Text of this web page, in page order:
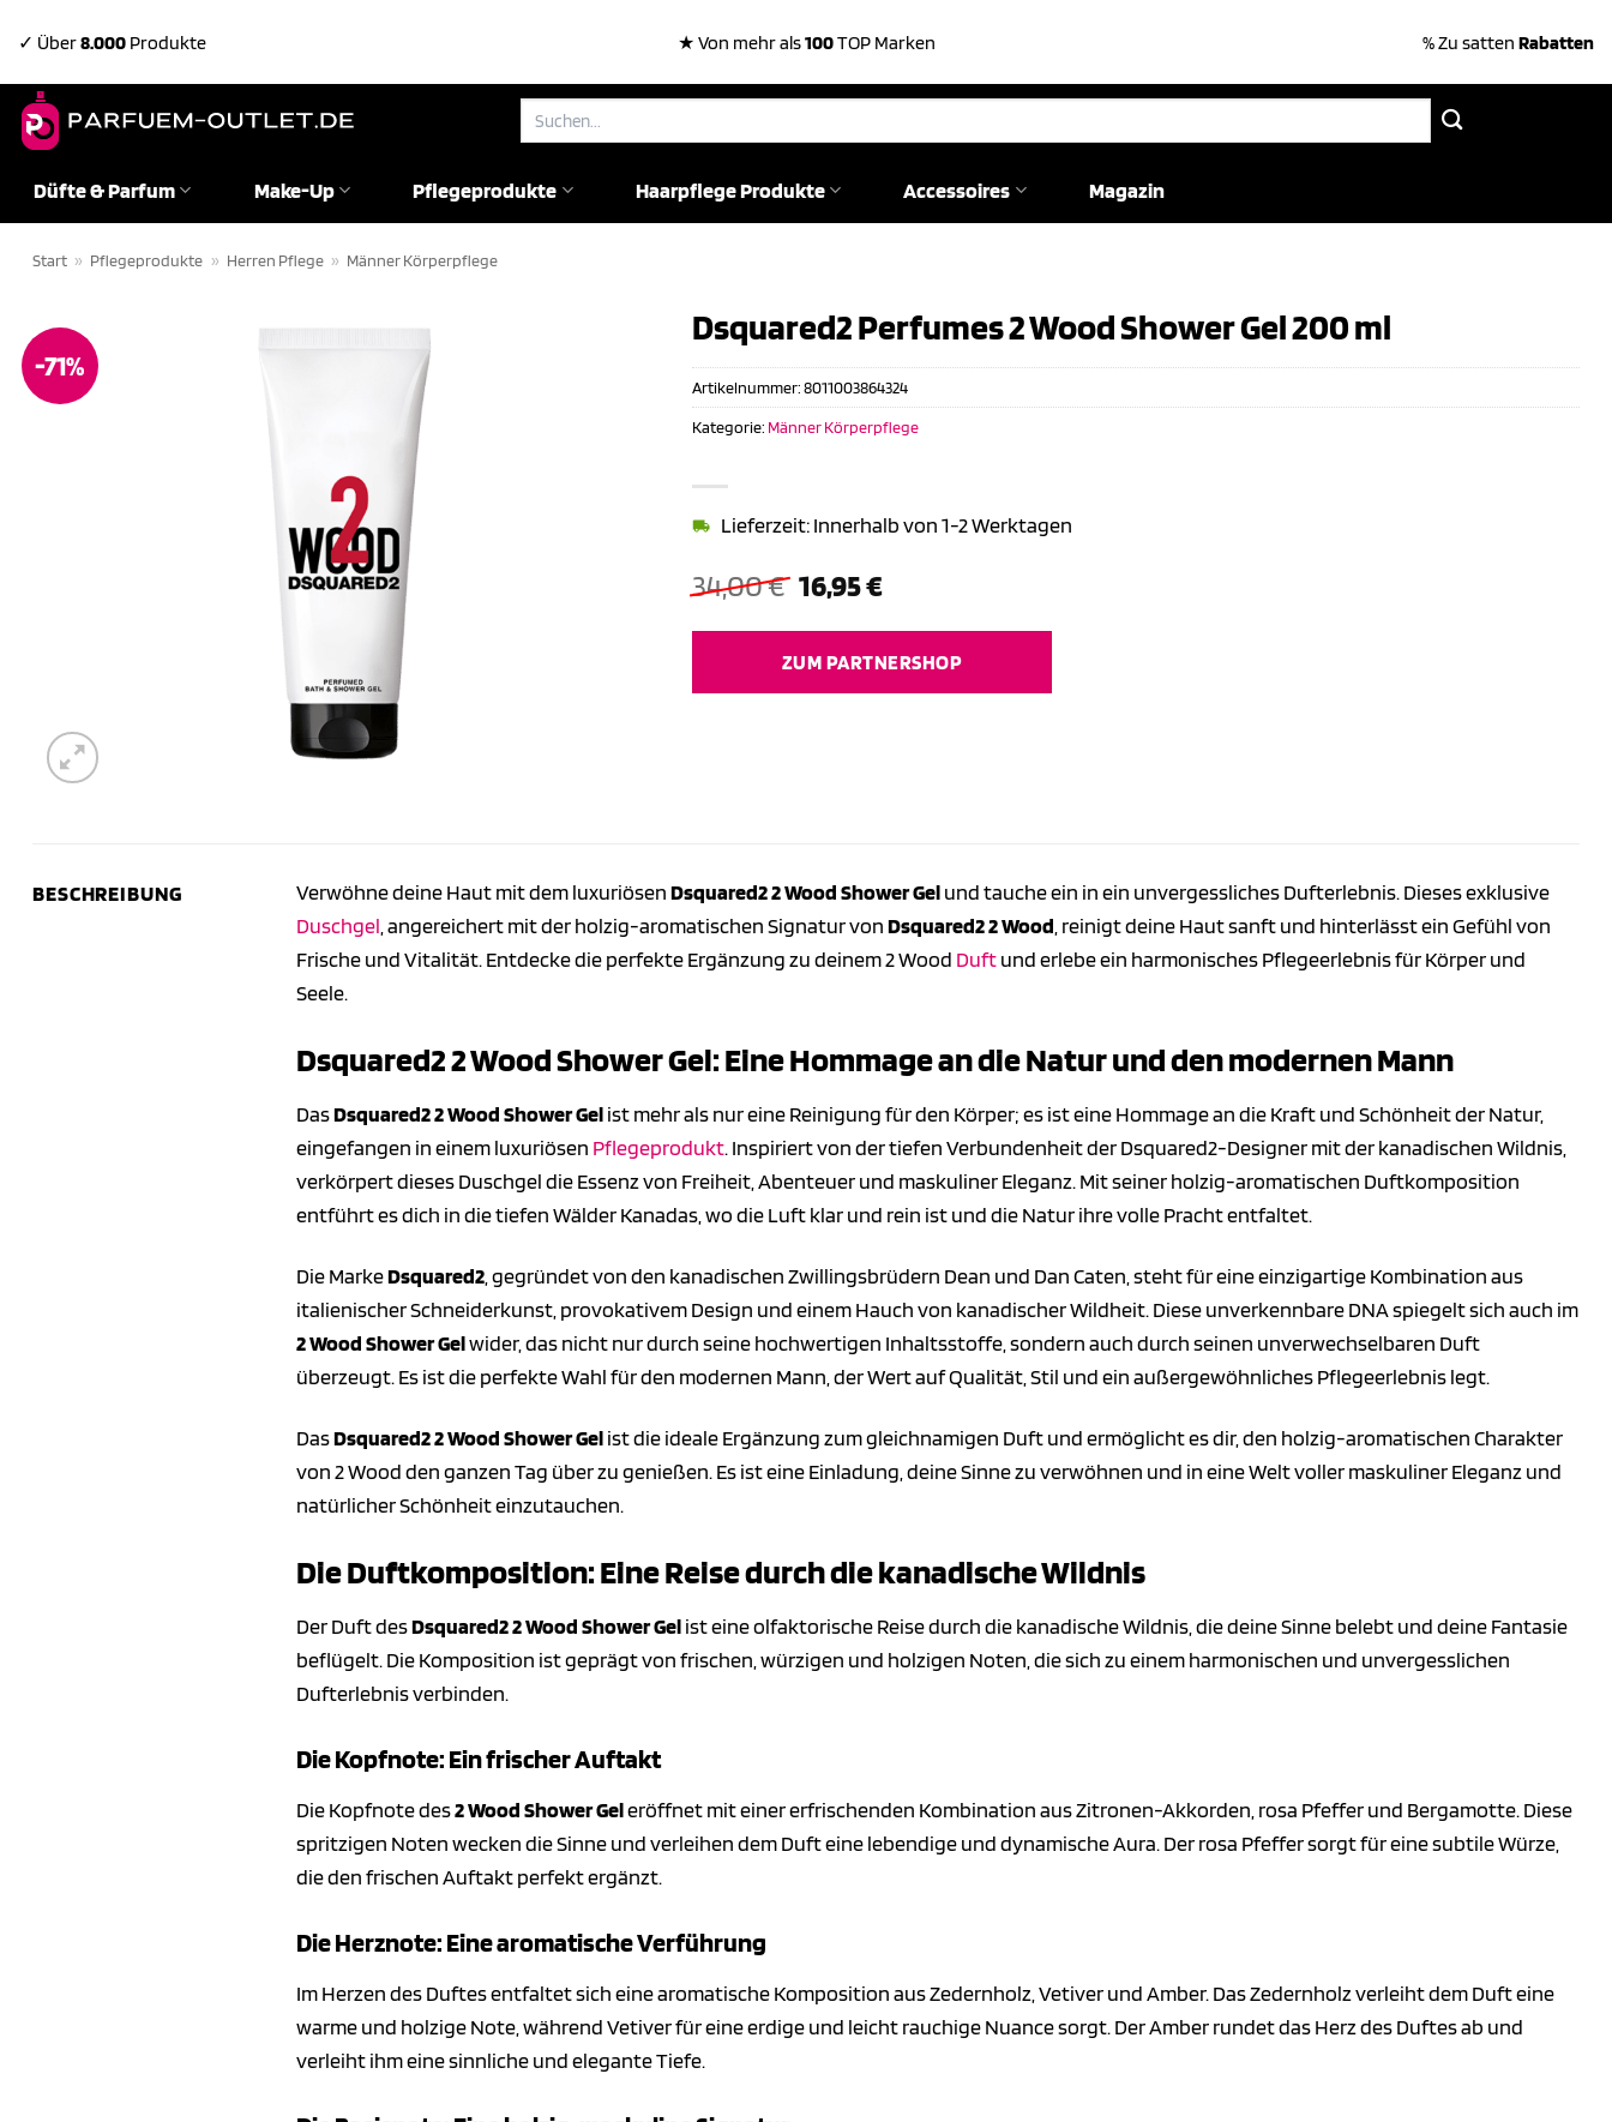
Inhalt
springen
✓ Über8.000 Produkte ★ Von mehr als100TOP Marken % Zu satten Rabatten
Suchen
Düfte & Parfum Make-Up Pflegeprodukte Haarpflege Produkte Accessoires Magazin
Start » Pflegeprodukte » Herren Pflege » Männer Körperpflege
-71%
Dsquared2 Perfumes 2 Wood Shower Gel 200 ml
34,00€ Ursprünglicher
34,00 €
16,95€Aktueller
16,95 €.
Lieferzeit: Innerhalb von 1-2 Werktagen
ZUM PARTNERSHOP
Artikelnummer:8011003864324
Kategorie: Männer Körperpflege
BESCHREIBUNG Verwöhne deine Haut mit dem luxuriösenDsquared2 2 Wood Shower Gelund tauche ein in ein unvergessliches Dufterlebnis. Dieses exklusive
Duschgel, angereichert mit der holzig-aromatischen Signatur vonDsquared2 2 Wood, reinigt deine Haut sanft und hinterlässt ein Gefühl von
Frische und Vitalität. Entdecke die perfekte Ergänzung zu deinem 2 Wood Duftund erlebe ein harmonisches Pflegeerlebnis für Körper und
Seele.
Dsquared2 2 Wood Shower Gel: Eine Hommage an die Natur und den modernen Mann
DasDsquared2 2 Wood Shower Gelist mehr als nur eine Reinigung für den Körper; es ist eine Hommage an die Kraft und Schönheit der Natur,
eingefangen in einem luxuriösen Pflegeprodukt. Inspiriert von der tiefen Verbundenheit der Dsquared2-Designer mit der kanadischen Wildnis,
verkörpert dieses Duschgel die Essenz von Freiheit, Abenteuer und maskuliner Eleganz. Mit seiner holzig-aromatischen Duftkomposition
entführt es dich in die tiefen Wälder Kanadas, wo die Luft klar und rein ist und die Natur ihre volle Pracht entfaltet.
Die MarkeDsquared2, gegründet von den kanadischen Zwillingsbrüdern Dean und Dan Caten, steht für eine einzigartige Kombination aus
italienischer Schneiderkunst, provokativem Design und einem Hauch von kanadischer Wildheit. Diese unverkennbare DNA spiegelt sich auch im
2 Wood Shower Gelwider, das nicht nur durch seine hochwertigen Inhaltsstoffe, sondern auch durch seinen unverwechselbaren Duft
überzeugt. Es ist die perfekte Wahl für den modernen Mann, der Wert auf Qualität, Stil und ein außergewöhnliches Pflegeerlebnis legt.
DasDsquared2 2 Wood Shower Gelist die ideale Ergänzung zum gleichnamigen Duft und ermöglicht es dir, den holzig-aromatischen Charakter
von 2 Wood den ganzen Tag über zu genießen. Es ist eine Einladung, deine Sinne zu verwöhnen und in eine Welt voller maskuliner Eleganz und
natürlicher Schönheit einzutauchen.
Die Duftkomposition: Eine Reise durch die kanadische Wildnis
Der Duft desDsquared2 2 Wood Shower Gelist eine olfaktorische Reise durch die kanadische Wildnis, die deine Sinne belebt und deine Fantasie
beflügelt. Die Komposition ist geprägt von frischen, würzigen und holzigen Noten, die sich zu einem harmonischen und unvergesslichen
Dufterlebnis verbinden.
Die Kopfnote: Ein frischer Auftakt
Die Kopfnote des2 Wood Shower Geleröffnet mit einer erfrischenden Kombination aus Zitronen-Akkorden, rosa Pfeffer und Bergamotte. Diese
spritzigen Noten wecken die Sinne und verleihen dem Duft eine lebendige und dynamische Aura. Der rosa Pfeffer sorgt für eine subtile Würze,
die den frischen Auftakt perfekt ergänzt.
Die Herznote: Eine aromatische Verführung
Im Herzen des Duftes entfaltet sich eine aromatische Komposition aus Zedernholz, Vetiver und Amber. Das Zedernholz verleiht dem Duft eine
warme und holzige Note, während Vetiver für eine erdige und leicht rauchige Nuance sorgt. Der Amber rundet das Herz des Duftes ab und
verleiht ihm eine sinnliche und elegante Tiefe.